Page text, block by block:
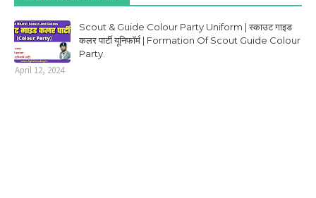
Scout & Guide Colour Party Uniform | स्काउट गाइड
कलर पार्टी यूनिफॉर्म | Formation Of Scout Guide Colour
Party.
April 12, 2024